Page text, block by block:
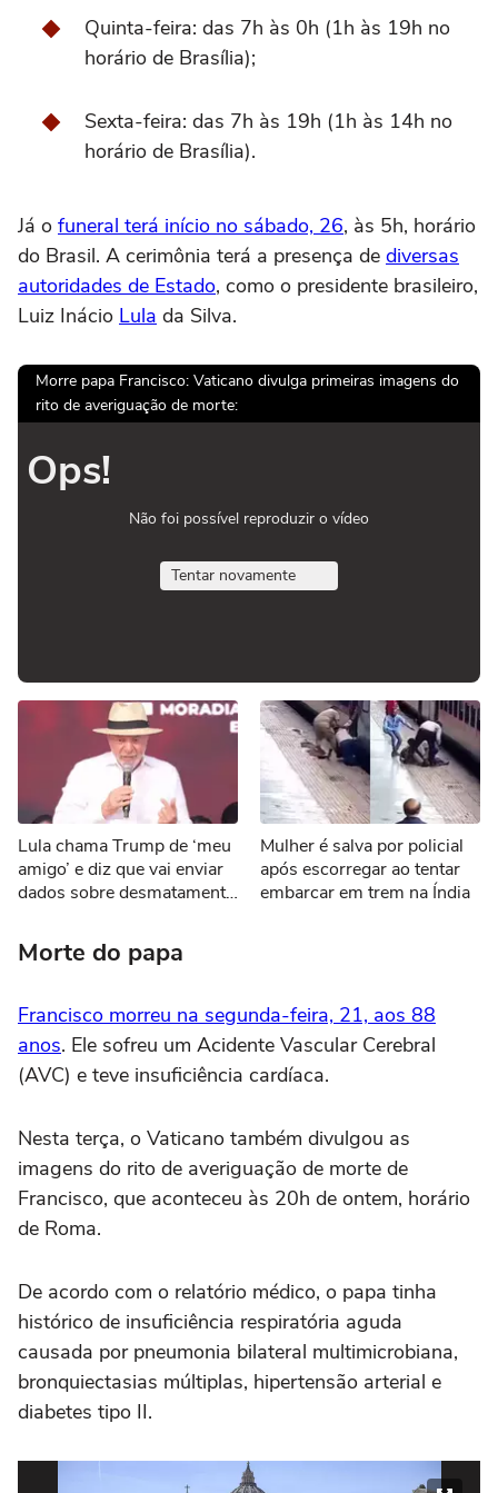
Quinta-feira: das 7h às 0h (1h às 19h no
horário de Brasília);
Sexta-feira: das 7h às 19h (1h às 14h no
horário de Brasília).
Já o funeral terá início no sábado, 26, às 5h, horário
do Brasil. A cerimônia terá a presença de diversas
autoridades de Estado, como o presidente brasileiro,
Luiz Inácio Lula da Silva.
Morre papa Francisco: Vaticano divulga primeiras imagens do
rito de averiguação de morte:
Ops!
Não foi possível reproduzir o vídeo
Tentar novamente
Lula chama Trump de ‘meu
amigo’ e diz que vai enviar
dados sobre desmatamento
Mulher é salva por policial
após escorregar ao tentar
embarcar em trem na Índia
Morte do papa
Francisco morreu na segunda-feira, 21, aos 88
anos. Ele sofreu um Acidente Vascular Cerebral
(AVC) e teve insuficiência cardíaca.
Nesta terça, o Vaticano também divulgou as
imagens do rito de averiguação de morte de
Francisco, que aconteceu às 20h de ontem, horário
de Roma.
De acordo com o relatório médico, o papa tinha
histórico de insuficiência respiratória aguda
causada por pneumonia bilateral multimicrobiana,
bronquiectasias múltiplas, hipertensão arterial e
diabetes tipo II.